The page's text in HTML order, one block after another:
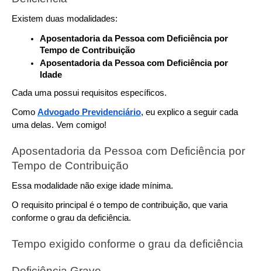
Existem duas modalidades:
Aposentadoria da Pessoa com Deficiência por
Tempo de Contribuição
Aposentadoria da Pessoa com Deficiência por
Idade
Cada uma possui requisitos específicos.
Como Advogado Previdenciário, eu explico a seguir cada
uma delas. Vem comigo!
Aposentadoria da Pessoa com Deficiência por
Tempo de Contribuição
Essa modalidade não exige idade mínima.
O requisito principal é o tempo de contribuição, que varia
conforme o grau da deficiência.
Tempo exigido conforme o grau da deficiência